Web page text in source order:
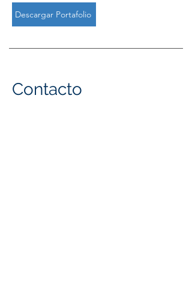
Descargar Portafolio
Contacto